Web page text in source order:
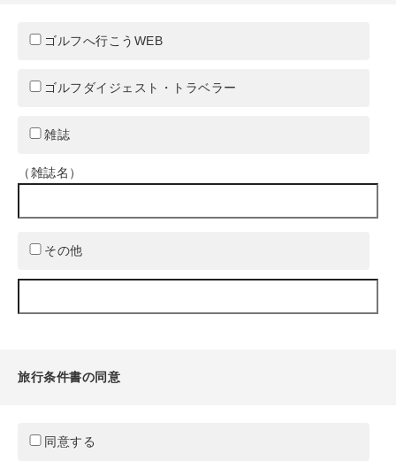
ゴルフへ行こうWEB
ゴルフダイジェスト・トラベラー
雑誌
（雑誌名）
その他
旅行条件書の同意
同意する